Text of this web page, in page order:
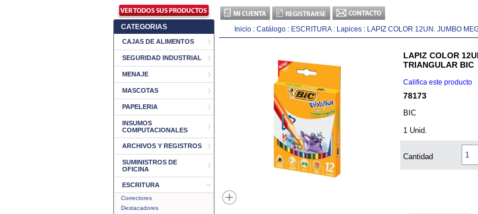
CATEGORIAS
CAJAS DE ALIMENTOS
SEGURIDAD INDUSTRIAL
MENAJE
MASCOTAS
PAPELERIA
INSUMOS
COMPUTACIONALES
ARCHIVOS Y REGISTROS
SUMINISTROS DE
OFICINA
ESCRITURA
Correctores
Destacadores
Inicio : Catálogo : ESCRITURA: Lapices : LAPIZ COLOR 12UN. JUMBO
LAPIZ COLOR
TRIANGULAR BIC
Califica este producto
78173
BIC
1 Unid.
Cantidad